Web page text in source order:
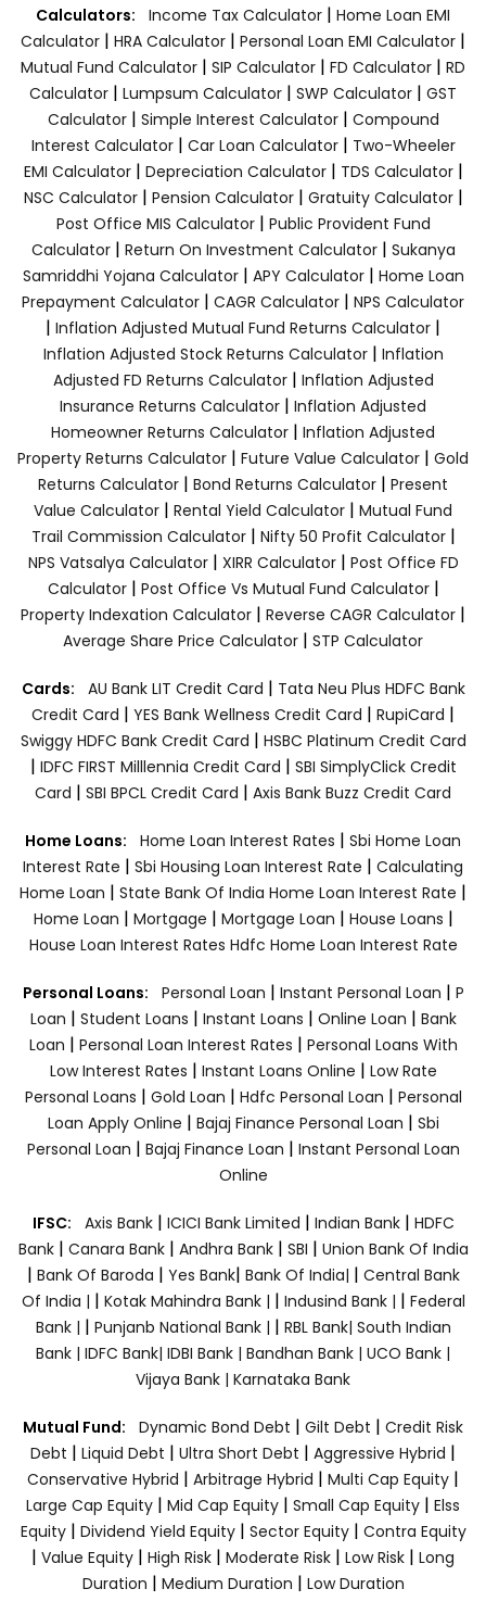
Calculators: Income Tax Calculator | Home Loan EMI
Calculator | HRA Calculator | Personal Loan EMI Calculator |
Mutual Fund Calculator | SIP Calculator | FD Calculator | RD
Calculator | Lumpsum Calculator | SWP Calculator | GST
Calculator| Simple Interest Calculator| Compound
Interest Calculator| Car Loan Calculator| Two-Wheeler
EMI Calculator| Depreciation Calculator| TDS Calculator|
NSC Calculator| Pension Calculator| Gratuity Calculator|
Post Office MIS Calculator| Public Provident Fund
Calculator| Return On Investment Calculator| Sukanya
Samriddhi Yojana Calculator| APY Calculator| Home Loan
Prepayment Calculator | CAGR Calculator | NPS Calculator
| Inflation Adjusted Mutual Fund Returns Calculator |
Inflation Adjusted Stock Returns Calculator| Inflation
Adjusted FD Returns Calculator| Inflation Adjusted
Insurance Returns Calculator | Inflation Adjusted
Homeowner Returns Calculator | Inflation Adjusted
Property Returns Calculator | Future Value Calculator | Gold
Returns Calculator | Bond Returns Calculator | Present
Value Calculator | Rental Yield Calculator | Mutual Fund
Trail Commission Calculator| Nifty 50 Profit Calculator|
NPS Vatsalya Calculator| XIRR Calculator| Post Office FD
Calculator| Post Office Vs Mutual Fund Calculator|
Property Indexation Calculator | Reverse CAGR Calculator |
Average Share Price Calculator | STP Calculator
Cards: AU Bank LIT Credit Card | Tata Neu Plus HDFC Bank
Credit Card | YES Bank Wellness Credit Card | RupiCard |
Swiggy HDFC Bank Credit Card | HSBC Platinum Credit Card
| IDFC FIRST Milllennia Credit Card | SBI SimplyClick Credit
Card | SBI BPCL Credit Card | Axis Bank Buzz Credit Card
Home Loans: Home Loan Interest Rates | Sbi Home Loan
Interest Rate | Sbi Housing Loan Interest Rate | Calculating
Home Loan | State Bank Of India Home Loan Interest Rate |
Home Loan | Mortgage | Mortgage Loan | House Loans |
House Loan Interest Rates Hdfc Home Loan Interest Rate
Personal Loans: Personal Loan | Instant Personal Loan | P
Loan | Student Loans | Instant Loans | Online Loan | Bank
Loan | Personal Loan Interest Rates | Personal Loans With
Low Interest Rates | Instant Loans Online | Low Rate
Personal Loans | Gold Loan | Hdfc Personal Loan | Personal
Loan Apply Online | Bajaj Finance Personal Loan | Sbi
Personal Loan | Bajaj Finance Loan | Instant Personal Loan
Online
IFSC: Axis Bank | ICICI Bank Limited | Indian Bank | HDFC
Bank| Canara Bank | Andhra Bank| SBI | Union Bank Of India
| Bank Of Baroda | Yes Bank| Bank Of India| | Central Bank
Of India | | Kotak Mahindra Bank | | Indusind Bank | | Federal
Bank | | Punjanb National Bank | | RBL Bank| South Indian
Bank | IDFC Bank| IDBI Bank | Bandhan Bank | UCO Bank |
Vijaya Bank | Karnataka Bank
Mutual Fund: Dynamic Bond Debt | Gilt Debt | Credit Risk
Debt | Liquid Debt | Ultra Short Debt | Aggressive Hybrid |
Conservative Hybrid | Arbitrage Hybrid | Multi Cap Equity |
Large Cap Equity | Mid Cap Equity | Small Cap Equity | Elss
Equity| Dividend Yield Equity| Sector Equity | Contra Equity
| Value Equity | High Risk | Moderate Risk | Low Risk | Long
Duration | Medium Duration | Low Duration